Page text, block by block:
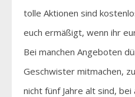
tolle Aktionen sind
euch ermäßigt, wenn ihr
Bei manchen Angeboten
Geschwister mitmachen,
nicht fünf Jahre alt sind,